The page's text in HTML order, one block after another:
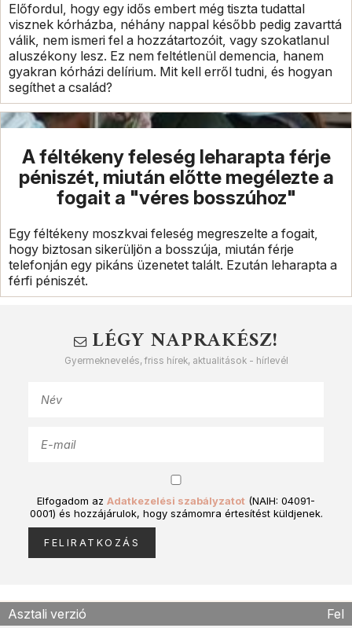
Előfordul, hogy egy idős embert még tiszta tudattal
visznek kórházba, néhány nappal később pedig zavarttá
válik, nem ismeri fel a hozzátartozóit, vagy szokatlanul
aluszékony lesz. Ez nem feltétlenül demencia, hanem
gyakran kórházi delírium. Mit kell erről tudni, és hogyan
segíthet a család?
A féltékeny feleség leharapta férje
péniszét, miután előtte megélezte a
fogait a "véres bosszúhoz"
Egy féltékeny moszkvai feleség megreszelte a fogait,
hogy biztosan sikerüljön a bosszúja, miután férje
telefonján egy pikáns üzenetet talált. Ezután leharapta a
férfi péniszét.
LÉGY NAPRAKÉSZ!
Gyermeknevelés, friss hírek, aktualitások - hírlevél
Elfogadom az Adatkezelési szabályzatot (NAIH: 04091-
0001) és hozzájárulok, hogy számomra értesítést küldjenek.
Asztali verzió Fel